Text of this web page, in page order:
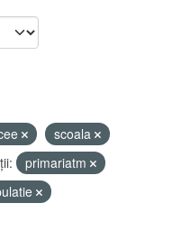
scoala
primariatm